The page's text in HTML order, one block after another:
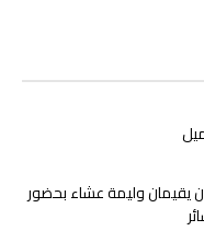
يقيمان وليمة عشاء بحضور